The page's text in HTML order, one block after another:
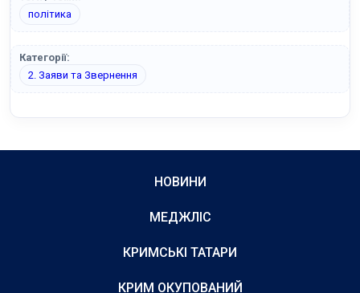
політика
Категорії:
2. Заяви та Звернення
НОВИНИ
МЕДЖЛІС
КРИМСЬКІ ТАТАРИ
КРИМ ОКУПОВАНИЙ